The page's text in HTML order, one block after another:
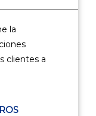
la
clientes a